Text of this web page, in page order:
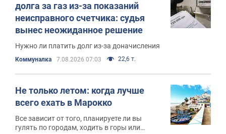
долга за газ из-за показаний
неисправного счетчика: судья
вынес неожиданное решение
Нужно ли платить долг из-за доначисления
Коммуналка 7.08.2026 07:03 22,6 т.
Не только летом: когда лучше
всего ехать в Марокко
Все зависит от того, планируете ли вы
гулять по городам, ходить в горы или